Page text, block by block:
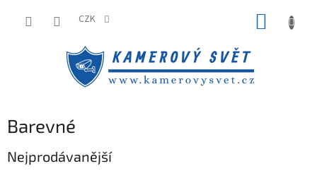
CZK
Barevné
Nejprodávanější